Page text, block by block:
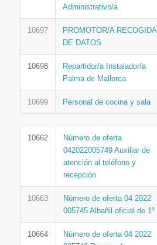
Administrativo/a
10697
PROMOTOR/A RECOGIDA
DE DATOS
10698
Repartidor/a Instalador/a
Palma de Mallorca
10699 Personal de cocina y sala
10662
Número de oferta
042022005749 Auxiliar de
atención al teléfono y
recepción
10663
Número de oferta 04 2022
005745 Albañil oficial de 1ª
10664
Número de oferta 04 2022